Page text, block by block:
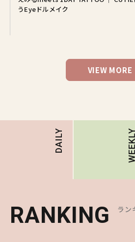
うEyeドルメイク
VIEW MORE
DAILY WEEKLY
RANKING ラン
RANKING ラン
RANKING ラン